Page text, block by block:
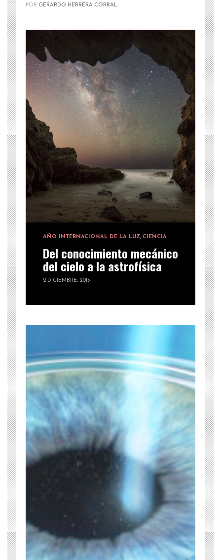
POR GERARDO HERRERA CORRAL
AÑO INTERNACIONAL DE LA LUZ, CIENCIA
Del conocimiento mecánico
del cielo a la astrofísica
2 DICIEMBRE, 2015